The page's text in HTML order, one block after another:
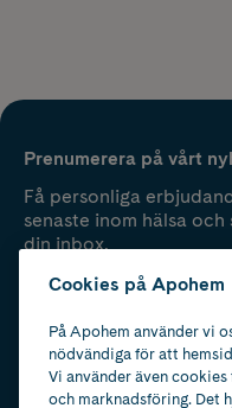
Prenumerera på vårt
Få personliga
senaste inom hälsa
din inbox.
Cookies på Apohem
På Apohem använder vi
nödvändiga för att
Vi använder även
och marknadsföring. Det